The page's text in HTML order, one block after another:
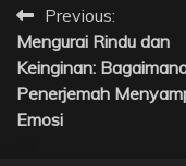
Post
navigation
Previous:
Mengurai Rindu dan
Keinginan:
Penerjemah
Emosi